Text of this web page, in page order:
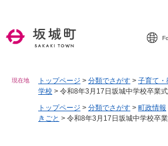
現在地 トップページ > 分類でさがす > 子育て・
学校 > 令和8年3月17日坂城中学校卒業式
トップページ > 分類でさがす > 町政情報
きごと > 令和8年3月17日坂城中学校卒